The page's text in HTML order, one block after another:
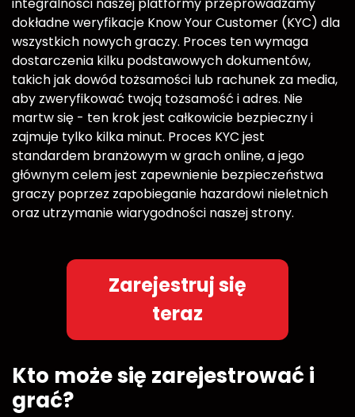
dokładne weryfikacje Know Your Customer (KYC) dla
wszystkich nowych graczy. Proces ten wymaga
dostarczenia kilku podstawowych dokumentów,
takich jak dowód tożsamości lub rachunek za media,
aby zweryfikować twoją tożsamość i adres. Nie
martw się - ten krok jest całkowicie bezpieczny i
zajmuje tylko kilka minut. Proces KYC jest
standardem branżowym w grach online, a jego
głównym celem jest zapewnienie bezpieczeństwa
graczy poprzez zapobieganie hazardowi nieletnich
oraz utrzymanie wiarygodności naszej strony.
Zarejestruj się
teraz
Kto może się zarejestrować i
grać?